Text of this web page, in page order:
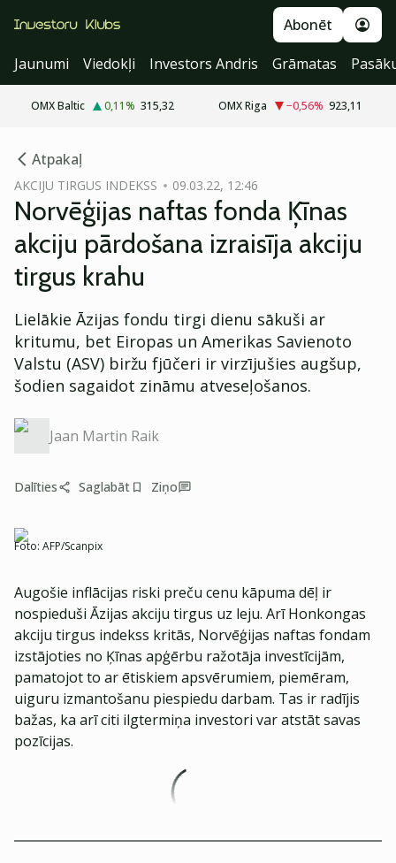
Abonēt
Jaunumi
Viedokļi Investors Andris Grāmatas
OMX Baltic 0,11% 315,32 OMX Riga −0,56% 923,11
Atpakaļ
AKCIJU TIRGUS INDEKSS 09.03.22, 12:46
Norvēģijas naftas fonda Ķīnas
akciju pārdošana izraisīja akciju
tirgus krahu
Lielākie Āzijas fondu tirgi dienu sākuši ar
kritumu, bet Eiropas un Amerikas Savienoto
Valstu (ASV) biržu fjūčeri ir virzījušies augšup,
šodien sagaidot zināmu atveseļošanos.
Jaan Martin Raik
Dalīties Saglabāt Ziņo
Foto: AFP/Scanpix
Augošie inflācijas riski preču cenu kāpuma dēļ ir
nospieduši Āzijas akciju tirgus uz leju. Arī Honkongas
akciju tirgus indekss kritās, Norvēģijas naftas fondam
izstājoties no Ķīnas apģērbu ražotāja investīcijām,
pamatojot to ar ētiskiem apsvērumiem, piemēram,
uiguru izmantošanu piespiedu darbam. Tas ir radījis
bažas, ka arī citi ilgtermiņa investori var atstāt savas
pozīcijas.